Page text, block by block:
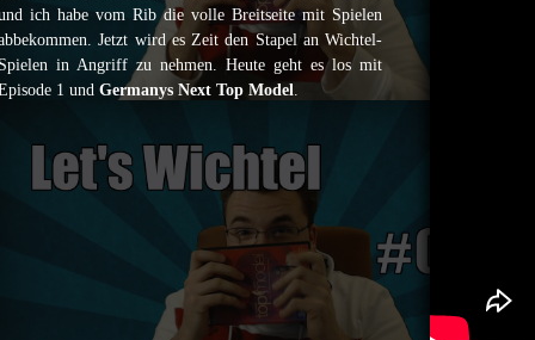
ich habe vom Rib die volle Breitseite mit Spielen
Jetzt wird es Zeit den Stapel an Wichtel-
in Angriff zu nehmen. Heute geht es los mit
1 und Germanys Next Top Model.